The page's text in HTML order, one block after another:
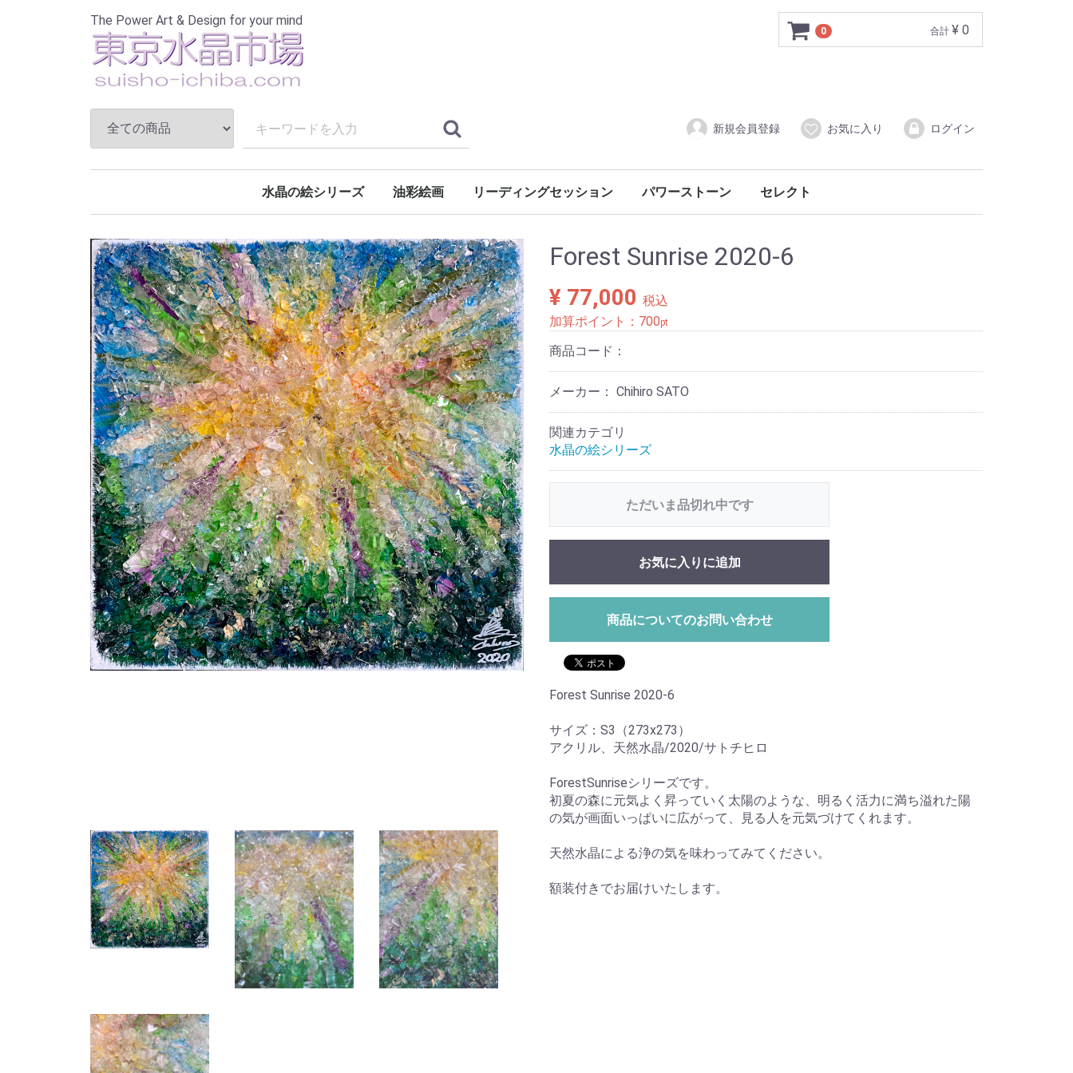
The Power Art & Design for your mind
0 合計 ¥ 0
新規会員登録 お気に入り ログイン
水晶の絵シリーズ 油彩絵画 リーディングセッション パワーストーン セレクト
Forest Sunrise 2020-6
¥ 77,000 税込
加算ポイント： 700pt
商品コード：
メーカー： Chihiro SATO
関連カテゴリ
水晶の絵シリーズ
ただいま品切れ中です
お気に入りに追加
商品についてのお問い合わせ
Forest Sunrise 2020-6
サイズ：S3（273x273）
アクリル、天然水晶/2020/サトチヒロ
ForestSunriseシリーズです。
初夏の森に元気よく昇っていく太陽のような、明るく活力に満ち溢れた陽
の気が画面いっぱいに広がって、見る人を元気づけてくれます。
天然水晶による浄の気を味わってみてください。
額装付きでお届けいたします。